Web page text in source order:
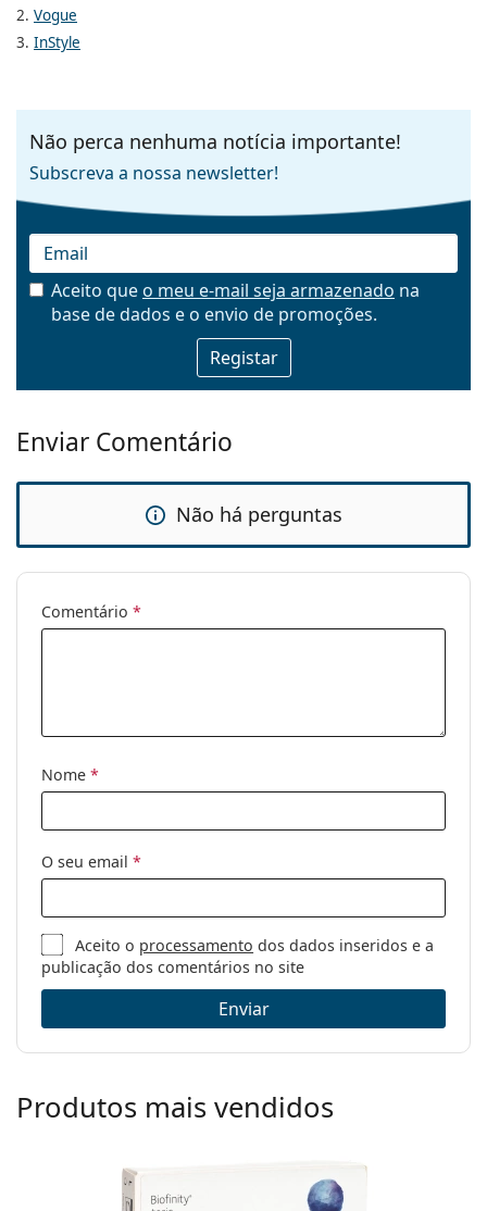
2. Vogue
3. InStyle
Não perca nenhuma notícia importante!
Subscreva a nossa newsletter!
Email
Aceito queo meu e-mail seja armazenado na
base de dados e o envio de promoções.
Enviar Comentário
Não há perguntas
Comentário *
Nome *
O seu email *
Aceito o processamento dos dados inseridos e a
publicação dos comentários no site
Enviar
Produtos mais vendidos